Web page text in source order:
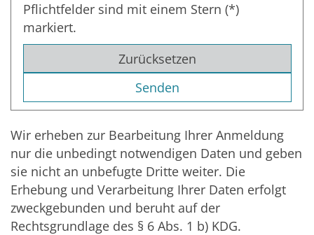
Pflichtfelder sind mit einem Stern (*)
markiert.
Zurücksetzen
Wir erheben zur Bearbeitung Ihrer Anmeldung
nur die unbedingt notwendigen Daten und geben
sie nicht an unbefugte Dritte weiter. Die
Erhebung und Verarbeitung Ihrer Daten erfolgt
zweckgebunden und beruht auf der
Rechtsgrundlage des § 6 Abs. 1 b) KDG.